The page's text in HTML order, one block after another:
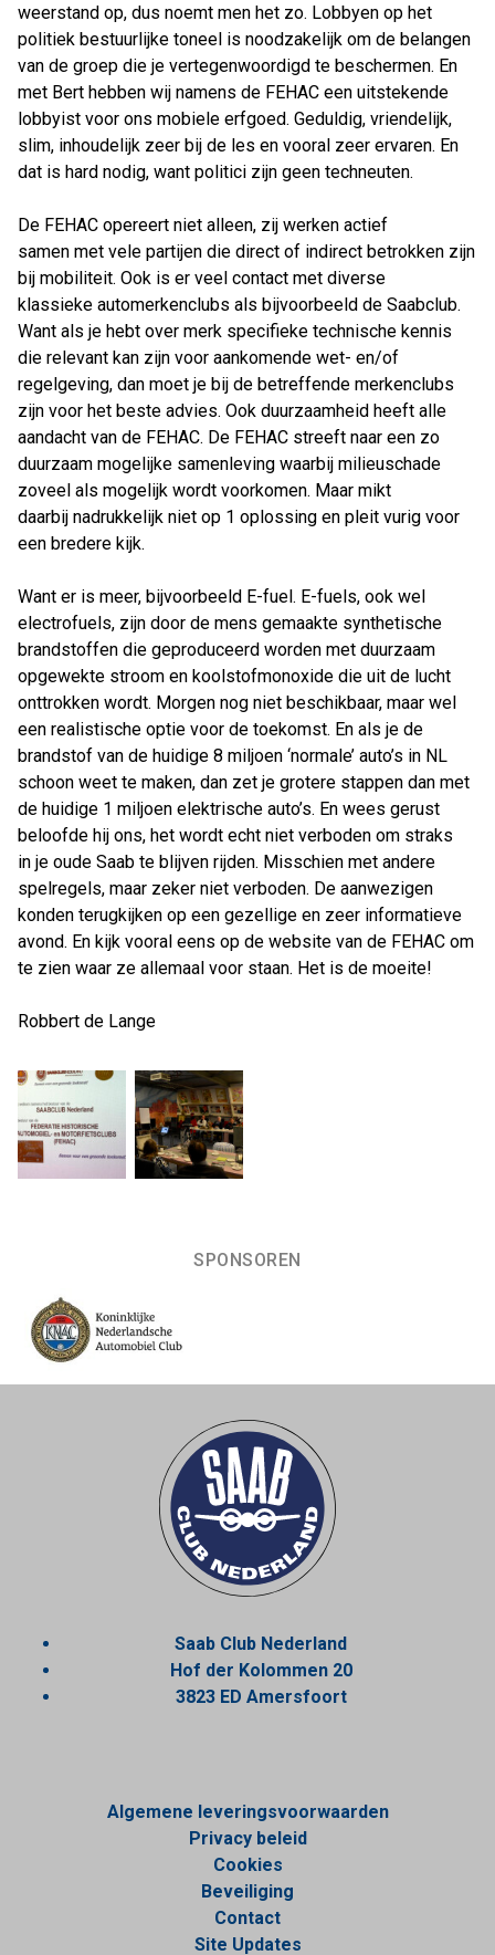
weerstand op, dus noemt men het zo. Lobbyen op het
politiek bestuurlijke toneel is noodzakelijk om de belangen
van de groep die je vertegenwoordigd te beschermen. En
met Bert hebben wij namens de FEHAC een uitstekende
lobbyist voor ons mobiele erfgoed. Geduldig, vriendelijk,
slim, inhoudelijk zeer bij de les en vooral zeer ervaren. En
dat is hard nodig, want politici zijn geen techneuten.
De FEHAC opereert niet alleen, zij werken actief
samen met vele partijen die direct of indirect betrokken zijn
bij mobiliteit. Ook is er veel contact met diverse
klassieke automerkenclubs als bijvoorbeeld de Saabclub.
Want als je hebt over merk specifieke technische kennis
die relevant kan zijn voor aankomende wet- en/of
regelgeving, dan moet je bij de betreffende merkenclubs
zijn voor het beste advies. Ook duurzaamheid heeft alle
aandacht van de FEHAC. De FEHAC streeft naar een zo
duurzaam mogelijke samenleving waarbij milieuschade
zoveel als mogelijk wordt voorkomen. Maar mikt
daarbij nadrukkelijk niet op 1 oplossing en pleit vurig voor
een bredere kijk.
Want er is meer, bijvoorbeeld E-fuel. E-fuels, ook wel
electrofuels, zijn door de mens gemaakte synthetische
brandstoffen die geproduceerd worden met duurzaam
opgewekte stroom en koolstofmonoxide die uit de lucht
onttrokken wordt. Morgen nog niet beschikbaar, maar wel
een realistische optie voor de toekomst. En als je de
brandstof van de huidige 8 miljoen ‘normale’ auto’s in NL
schoon weet te maken, dan zet je grotere stappen dan met
de huidige 1 miljoen elektrische auto’s. En wees gerust
beloofde hij ons, het wordt echt niet verboden om straks
in je oude Saab te blijven rijden. Misschien met andere
spelregels, maar zeker niet verboden. De aanwezigen
konden terugkijken op een gezellige en zeer informatieve
avond. En kijk vooral eens op de website van de FEHAC om
te zien waar ze allemaal voor staan. Het is de moeite!
Robbert de Lange
SPONSOREN
Saab Club Nederland
Hof der Kolommen 20
3823 ED Amersfoort
Algemene leveringsvoorwaarden
Privacy beleid
Cookies
Beveiliging
Contact
Site Updates